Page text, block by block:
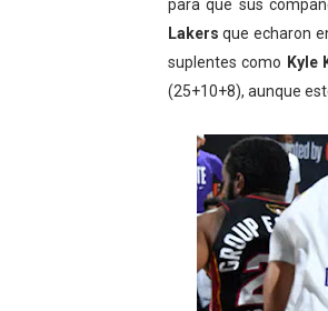
para que sus
Lakers que echaron
suplentes como Kyle
(25+10+8), aunque